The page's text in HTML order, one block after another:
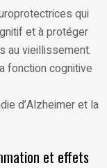
qui
et à protéger
au vieillissement.
fonction cognitive
d’Alzheimer et la
et effets